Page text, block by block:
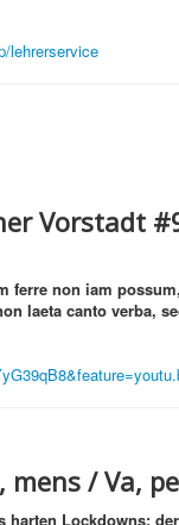
lehrerservice
Vorstadt
ferre non iam
laeta canto verba,
mens / Va,
harten Lockdowns: